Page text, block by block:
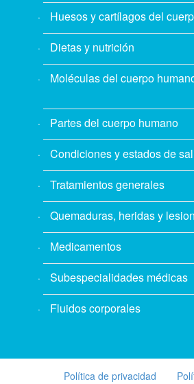
Huesos y cartílagos del
Dietas y nutrición
Moléculas del cuerpo
Partes del cuerpo humano
Condiciones y estados de
Tratamientos generales
Quemaduras, heridas y
Medicamentos
Subespecialidades médicas
Fluidos corporales
Política de privacidad